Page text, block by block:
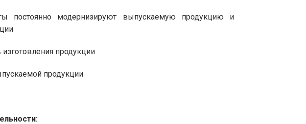
постоянно модернизируют выпускаемую продукцию и
изготовления продукции
продукции